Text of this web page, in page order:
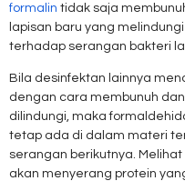
formalin tidak saja
lapisan baru yang
terhadap serangan bakteri
Bila desinfektan lainnya
dengan cara membunuh
dilindungi, maka
tetap ada di dalam materi
serangan berikutnya.
akan menyerang protein